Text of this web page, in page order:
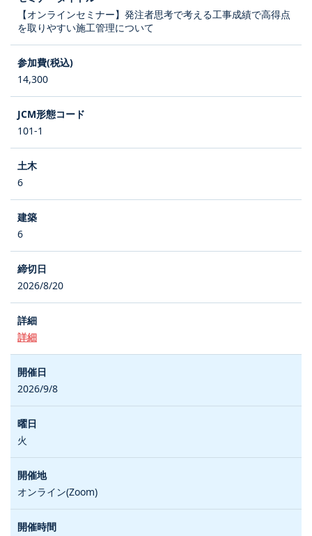
【オンラインセミナー】発注者思考で考える工事成績で高得点
を取りやすい施工管理について
14,300
101-1
6
6
2026/8/20
詳細
2026/9/8
火
オンライン(Zoom)